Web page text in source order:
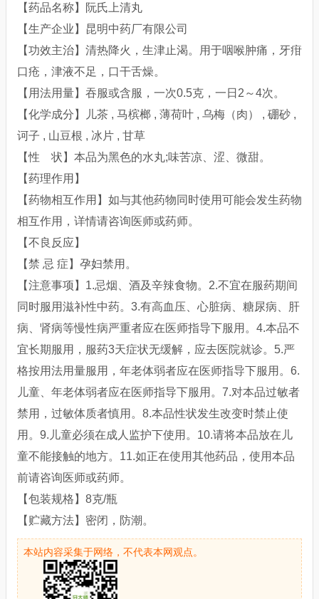
【药品名称】阮氏上清丸
【生产企业】昆明中药厂有限公司
【功效主治】清热降火，生津止渴。用于咽喉肿痛，牙疳
口疮，津液不足，口干舌燥。
【用法用量】吞服或含服，一次0.5克，一日2～4次。
【化学成分】儿茶 , 马槟榔 , 薄荷叶 , 乌梅（肉） , 硼砂 ,
诃子 , 山豆根 , 冰片 , 甘草
【性 状】本品为黑色的水丸;味苦凉、涩、微甜。
【药理作用】
【药物相互作用】如与其他药物同时使用可能会发生药物
相互作用，详情请咨询医师或药师。
【不良反应】
【禁 忌 症】孕妇禁用。
【注意事项】1.忌烟、酒及辛辣食物。2.不宜在服药期间
同时服用滋补性中药。3.有高血压、心脏病、糖尿病、肝
病、肾病等慢性病严重者应在医师指导下服用。4.本品不
宜长期服用，服药3天症状无缓解，应去医院就诊。5.严
格按用法用量服用，年老体弱者应在医师指导下服用。6.
儿童、年老体弱者应在医师指导下服用。7.对本品过敏者
禁用，过敏体质者慎用。8.本品性状发生改变时禁止使
用。9.儿童必须在成人监护下使用。10.请将本品放在儿
童不能接触的地方。11.如正在使用其他药品，使用本品
前请咨询医师或药师。
【包装规格】8克/瓶
【贮藏方法】密闭，防潮。
本站内容采集于网络，不代表本网观点。